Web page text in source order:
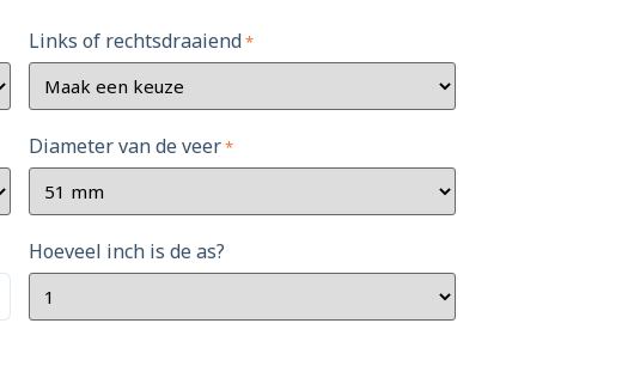
Links of rechtsdraaiend*
Diameter van de veer*
Hoeveel inch is de as?